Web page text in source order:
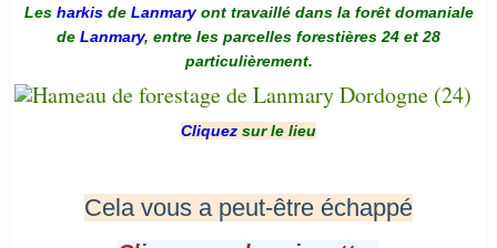
Les harkis de Lanmaryont travaillé dans la forêt domaniale
de Lanmary, entre les parcelles forestières 24 et 28
particulièrement.
Cliquez sur le lieu
Cela vous a peut-être échappé